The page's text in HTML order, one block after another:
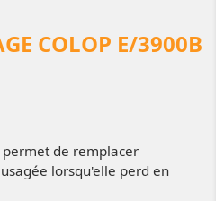
COLOP E/3900B
permet de remplacer
lorsqu'elle perd en